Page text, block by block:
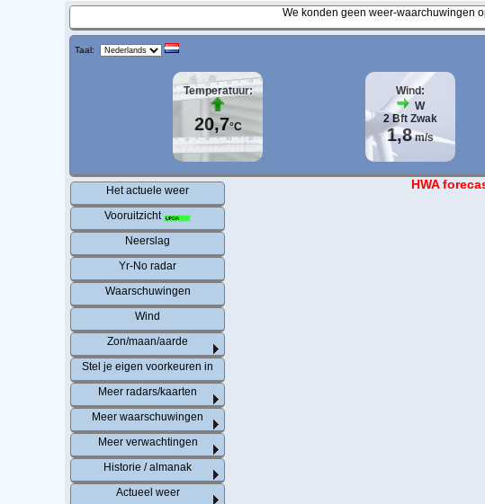
We konden geen weer-waarchuwingen
Taal:
Temperatuur:
20,7°C
Wind:
W
2 Bft Zwak
1,8m/s
Het actuele weer
Vooruitzicht
Neerslag
Yr-No radar
Waarschuwingen
Wind
Zon/maan/aarde
Stel je eigen voorkeuren in
Meer radars/kaarten
Meer waarschuwingen
Meer verwachtingen
Historie / almanak
Actueel weer
HWA